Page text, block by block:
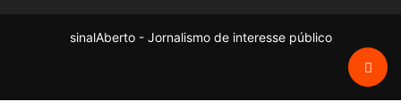
sinalAberto - Jornalismo de interesse público